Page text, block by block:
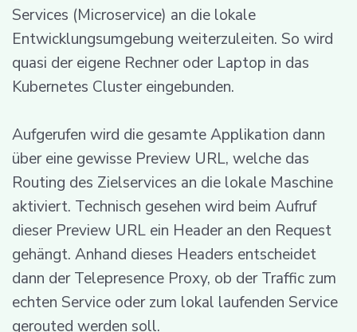
Services (Microservice) an die lokale
Entwicklungsumgebung weiterzuleiten. So wird
quasi der eigene Rechner oder Laptop in das
Kubernetes Cluster eingebunden.
Aufgerufen wird die gesamte Applikation dann
über eine gewisse Preview URL, welche das
Routing des Zielservices an die lokale Maschine
aktiviert. Technisch gesehen wird beim Aufruf
dieser Preview URL ein Header an den Request
gehängt. Anhand dieses Headers entscheidet
dann der Telepresence Proxy, ob der Traffic zum
echten Service oder zum lokal laufenden Service
gerouted werden soll.